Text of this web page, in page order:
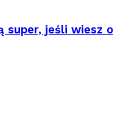
super, jeśli wiesz o